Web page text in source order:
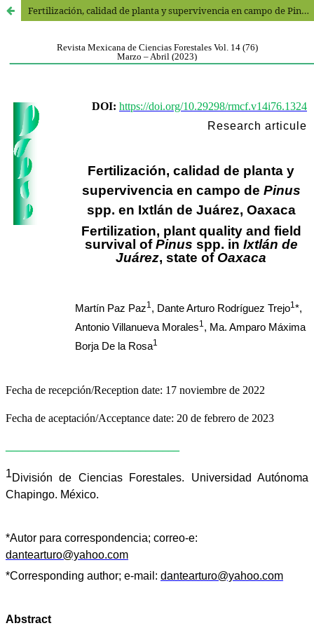
Fertilización, calidad de planta y supervivencia en campo de Pinus spp. en Ixtlán de Juárez, Oaxaca